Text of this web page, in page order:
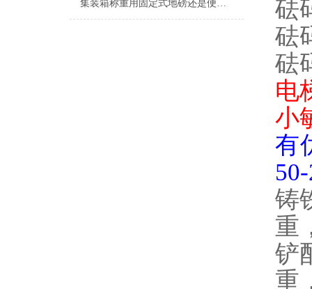
集装箱称重用固定式地磅还是便携式地磅？
砝
砝
砝
电
小
有
铸
重
铲
重